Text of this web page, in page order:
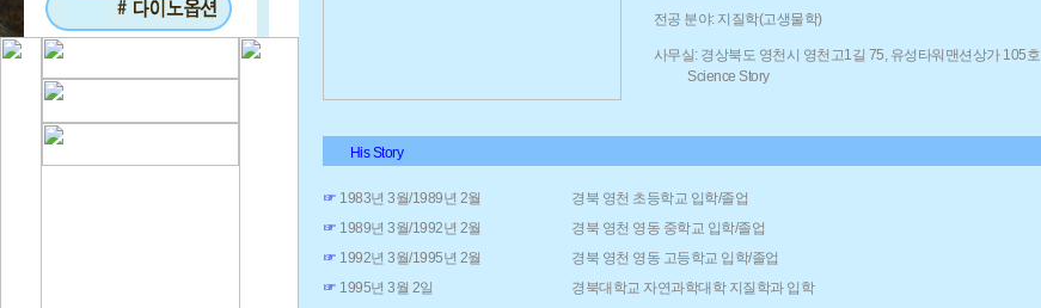
전공 분야: 지질학(고생물학)
사무실: 경상북도 영천시 영천고1길 75, 유성타워맨션상가 105호
Science Story
His Story
☞ 1983년 3월/1989년 2월
경북 영천 초등학교 입학/졸업
☞ 1989년 3월/1992년 2월
경북 영천 영동 중학교 입학/졸업
☞ 1992년 3월/1995년 2월
경북 영천 영동 고등학교 입학/졸업
☞ 1995년 3월 2일
경북대학교 자연과학대학 지질학과 입학